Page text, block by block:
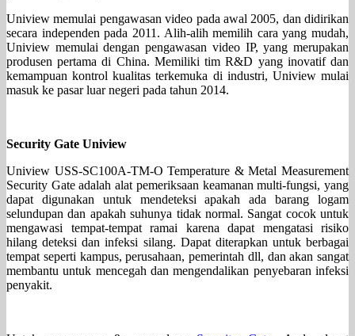
Uniview memulai pengawasan video pada awal 2005, dan didirikan
secara independen pada 2011. Alih-alih memilih cara yang mudah,
Uniview memulai dengan pengawasan video IP, yang merupakan
produsen pertama di China. Memiliki tim R&D yang inovatif dan
kemampuan kontrol kualitas terkemuka di industri, Uniview mulai
masuk ke pasar luar negeri pada tahun 2014.
Security Gate Uniview
Uniview USS-SC100A-TM-O Temperature & Metal Measurement
Security Gate adalah alat pemeriksaan keamanan multi-fungsi, yang
dapat digunakan untuk mendeteksi apakah ada barang logam
selundupan dan apakah suhunya tidak normal. Sangat cocok untuk
mengawasi tempat-tempat ramai karena dapat mengatasi risiko
hilang deteksi dan infeksi silang. Dapat diterapkan untuk berbagai
tempat seperti kampus, perusahaan, pemerintah dll, dan akan sangat
membantu untuk mencegah dan mengendalikan penyebaran infeksi
penyakit.